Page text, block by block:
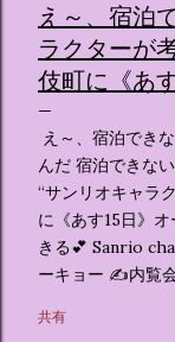
え～、宿泊
ラクターが
伎町に《あ
え～、宿泊でき
んだ 宿泊できな
“サンリオキャラ
に《あす15日》
きる💕 Sanrio
ーキョー ✍️内覧
pic.twitter.com/
(@oricon) July
共有